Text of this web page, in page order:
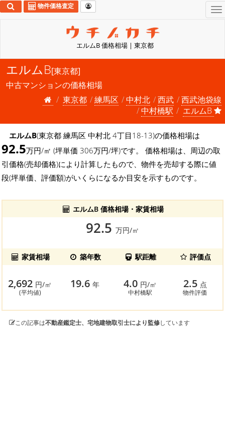
エルムB 価格相場 | 東京都
物件価格査定
エルムB[東京都]
中古マンションの価格相場
東京都
練馬区 中村北 西武
西武池袋線
中村橋駅
エルムB
エルムB(東京都 練馬区 中村北 4丁目18-13)の価格相場は
92.5万円/㎡ (坪単価 306万円/坪)です。 価格相場は、周辺の取
引価格(売却価格)により計算したもので、物件を売却する際に値
段(坪単価、評価額)がいくらになるか目安を示すものです。
エルムB 価格相場・家賃相場
92.5 万円/㎡
家賃相場 築年数 駅距離 評価点
2,692 円/㎡
(平均値)
19.6年 4.0 円/㎡
中村橋駅
2.5 点
物件評価
この記事は不動産鑑定士、宅地建物取引士により監修しています